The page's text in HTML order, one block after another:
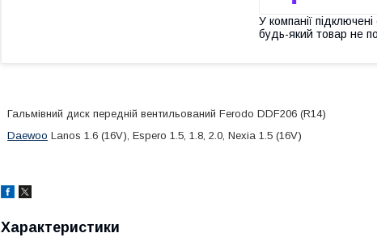
У компанії
будь-який товар не
Гальмівний диск передній вентильований Ferodo DDF206 (R14)
Daewoo Lanos 1.6 (16V), Espero 1.5, 1.8, 2.0, Nexia 1.5 (16V)
Характеристики